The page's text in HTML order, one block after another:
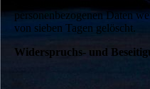
personenbezogenen Daten
von sieben Tagen gelöscht.
Widerspruchs- und